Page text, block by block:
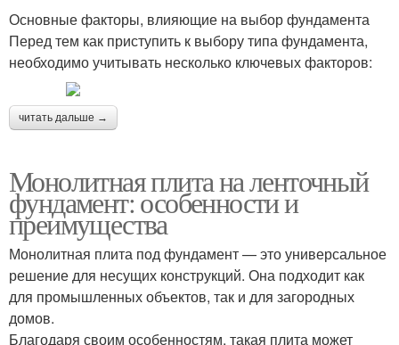
Основные факторы, влияющие на выбор фундамента
Перед тем как приступить к выбору типа фундамента,
необходимо учитывать несколько ключевых факторов:
читать дальше →
Монолитная плита на ленточный
фундамент: особенности и
преимущества
Монолитная плита под фундамент — это универсальное
решение для несущих конструкций. Она подходит как
для промышленных объектов, так и для загородных
домов.
Благодаря своим особенностям, такая плита может